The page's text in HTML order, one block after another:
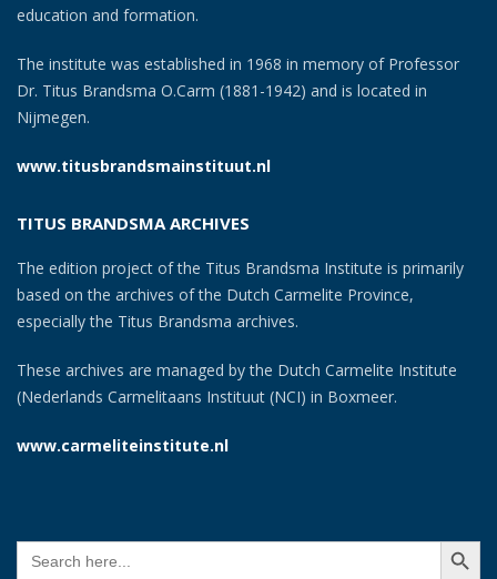
education and formation.
The institute was established in 1968 in memory of Professor
Dr. Titus Brandsma O.Carm (1881-1942) and is located in
Nijmegen.
www.titusbrandsmainstituut.nl
TITUS BRANDSMA ARCHIVES
The edition project of the Titus Brandsma Institute is primarily
based on the archives of the Dutch Carmelite Province,
especially the Titus Brandsma archives.
These archives are managed by the Dutch Carmelite Institute
(Nederlands Carmelitaans Instituut (NCI) in Boxmeer.
www.carmeliteinstitute.nl
Search
for:
SEARCH